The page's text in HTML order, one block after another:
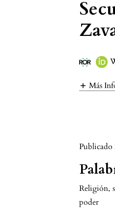
Más
Publicado
Religión,
poder